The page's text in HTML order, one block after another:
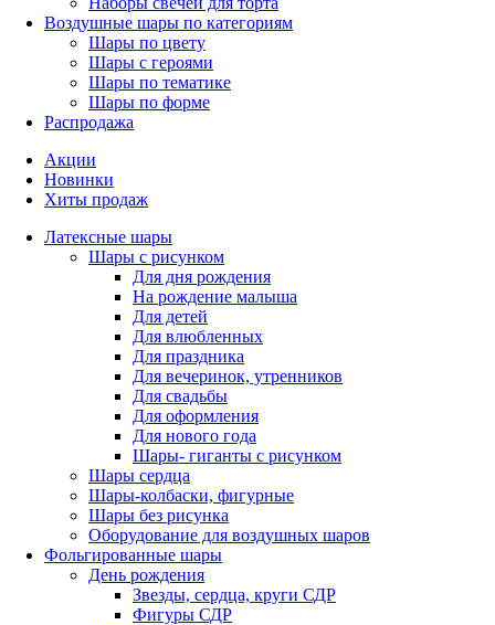
Воздушные шары по категориям
Шары по цвету
Шары с героями
Шары по тематике
Шары по форме
Распродажа
Акции
Новинки
Хиты продаж
Латексные шары
Шары с рисунком
Для дня рождения
На рождение малыша
Для детей
Для влюбленных
Для праздника
Для вечеринок, утренников
Для свадьбы
Для оформления
Для нового года
Шары- гиганты с рисунком
Шары сердца
Шары-колбаски, фигурные
Шары без рисунка
Оборудование для воздушных шаров
Фольгированные шары
День рождения
Звезды, сердца, круги СДР
Фигуры СДР